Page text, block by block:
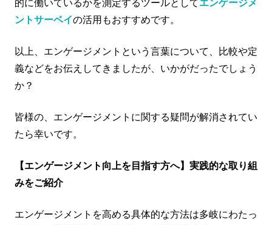
的に働いているかを測定するツールとしてエンゲージメ
ントサーベイの活用もおすすめです。
以上、エンゲージメントという言葉について、比較や定
義などをお伝えしてきましたが、いかがだったでしょう
か？
皆様の、エンゲージメントに関する疑問が解消されてい
たら幸いです。
【エンゲージメント向上を目指す方へ】実践的な取り組
みをご紹介
エンゲージメントを高める具体的な方法は多岐にわたっ